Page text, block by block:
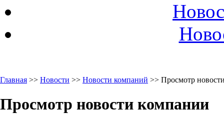
Главная >> Новости >> Новости компаний >> Просмотр
Просмотр новости компании